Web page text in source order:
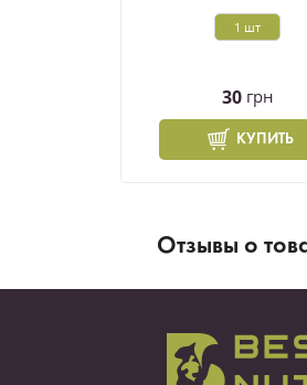
1 шт
30 грн
КУПИТЬ
Отзывы о